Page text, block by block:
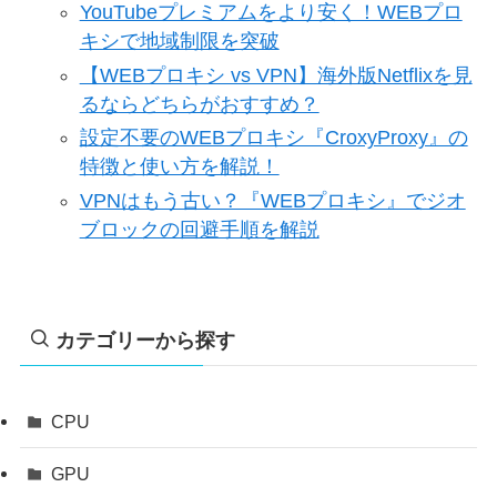
YouTubeプレミアムをより安く！WEBプロ
キシで地域制限を突破
【WEBプロキシ vs VPN】海外版Netflixを見
るならどちらがおすすめ？
設定不要のWEBプロキシ『CroxyProxy』の
特徴と使い方を解説！
VPNはもう古い？『WEBプロキシ』でジオ
ブロックの回避手順を解説
カテゴリーから探す
CPU
GPU